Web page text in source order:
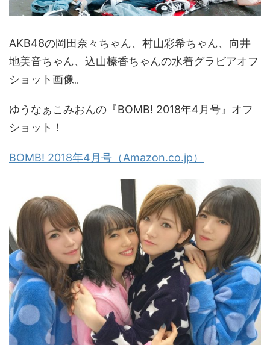
AKB48の岡田奈々ちゃん、村山彩希ちゃん、向井
地美音ちゃん、込山榛香ちゃんの水着グラビアオフ
ショット画像。
ゆうなぁこみおんの『BOMB! 2018年4月号』オフ
ショット！
BOMB! 2018年4月号（Amazon.co.jp）